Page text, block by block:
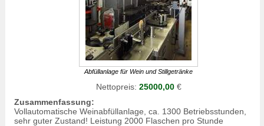
Abfüllanlage für Wein und Stillgetränke
Nettopreis: 25000,00€
Zusammenfassung:
Vollautomatische Weinabfüllanlage, ca. 1300 Betriebsstunden,
sehr guter Zustand! Leistung 2000 Flaschen pro Stunde